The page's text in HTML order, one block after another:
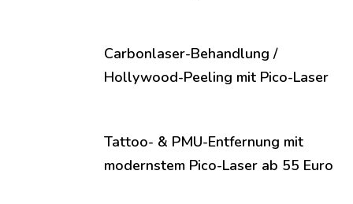
Carbonlaser-Behandlung /
Hollywood-Peeling mit Pico-Laser
Tattoo- & PMU-Entfernung mit
modernstem Pico-Laser ab 55 Euro